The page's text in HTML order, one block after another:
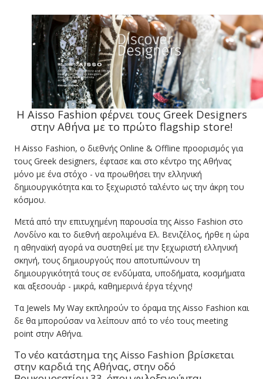
Η Aisso Fashion φέρνει τους Greek Designers
στην Αθήνα με το πρώτο flagship store!
Η Aisso Fashion, ο διεθνής Online & Offline προορισμός για
τους Greek designers, έφτασε και στο κέντρο της Αθήνας
μόνο με ένα στόχο - να προωθήσει την ελληνική
δημιουργικότητα και το ξεχωριστό ταλέντο ως την άκρη του
κόσμου.
Μετά από την επιτυχημένη παρουσία της Aisso Fashion στο
Λονδίνο και το διεθνή αερολιμένα Ελ. Βενιζέλος, ήρθε η ώρα
η αθηναϊκή αγορά να συστηθεί με την ξεχωριστή ελληνική
σκηνή, τους δημιουργούς που αποτυπώνουν τη
δημιουργικότητά τους σε ενδύματα, υποδήματα, κοσμήματα
και αξεσουάρ - μικρά, καθημερινά έργα τέχνης!
Τα Jewels My Way εκπληρούν το όραμα της Aisso Fashion και
δε θα μπορούσαν να λείπουν από το νέο τους meeting
point στην Αθήνα.
Το νέο κατάστημα της Aisso Fashion βρίσκεται
στην καρδιά της Αθήνας, στην οδό